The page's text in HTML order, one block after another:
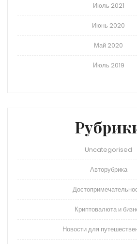
Июль 2021
Июнь 2020
Май 2020
Июль 2019
Uncategorised
Авторубрика
Криптовалюта и
Новости для